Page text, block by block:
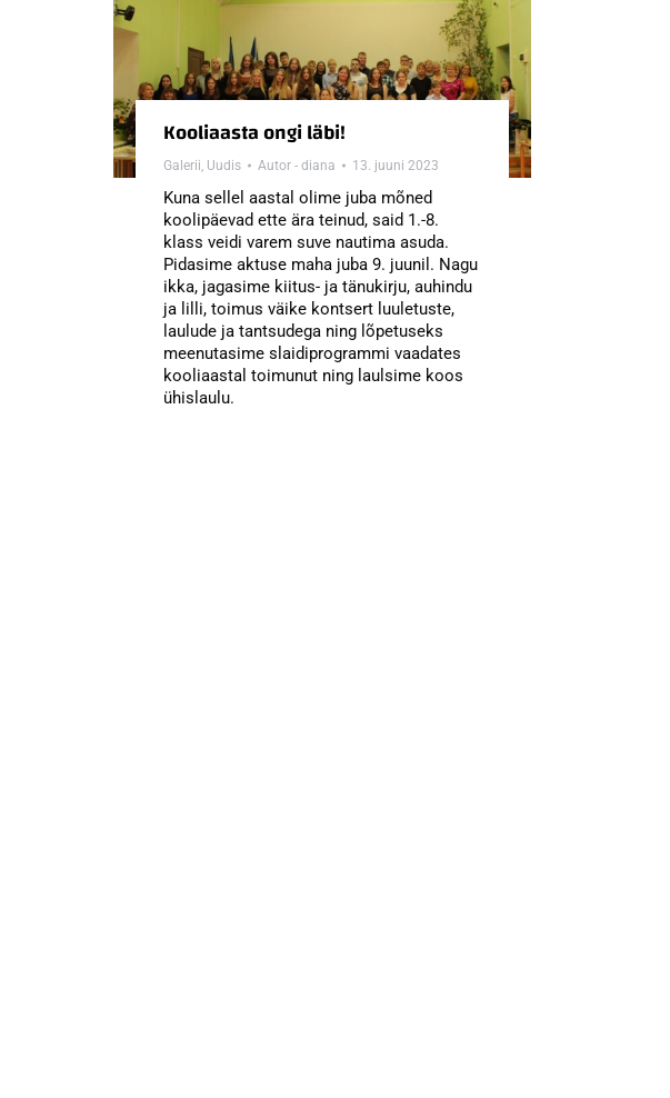
Kooliaasta ongi läbi!
Galerii, Uudis Autor - diana 13. juuni 2023
Kuna sellel aastal olime juba mõned
koolipäevad ette ära teinud, said 1.-8.
klass veidi varem suve nautima asuda.
Pidasime aktuse maha juba 9. juunil. Nagu
ikka, jagasime kiitus- ja tänukirju, auhindu
ja lilli, toimus väike kontsert luuletuste,
laulude ja tantsudega ning lõpetuseks
meenutasime slaidiprogrammi vaadates
kooliaastal toimunut ning laulsime koos
ühislaulu.